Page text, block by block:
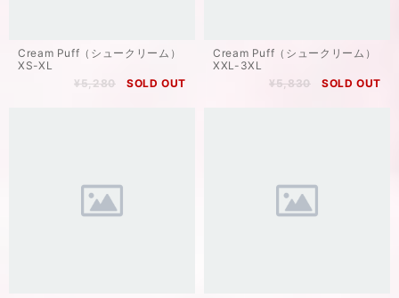
Cream Puff（シュークリーム）
XS-XL
¥5,280
SOLD OUT
Cream Puff（シュークリーム）
XXL-3XL
¥5,830
SOLD OUT